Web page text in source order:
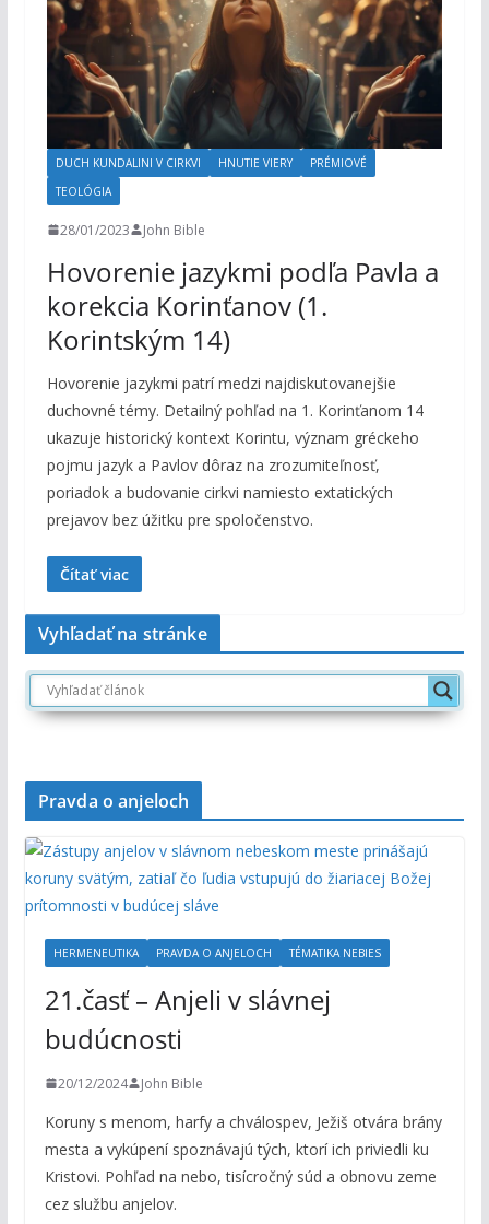
DUCH KUNDALINI V CIRKVI HNUTIE VIERY
PRÉMIOVÉ
TEOLÓGIA
28/01/2023 John Bible
Hovorenie jazykmi podľa Pavla a
korekcia Korinťanov (1.
Korintským 14)
Hovorenie jazykmi patrí medzi najdiskutovanejšie
duchovné témy. Detailný pohľad na 1. Korinťanom 14
ukazuje historický kontext Korintu, význam gréckeho
pojmu jazyk a Pavlov dôraz na zrozumiteľnosť,
poriadok a budovanie cirkvi namiesto extatických
prejavov bez úžitku pre spoločenstvo.
Čítať viac
Vyhľadať na stránke
Pravda o anjeloch
HERMENEUTIKA PRAVDA O ANJELOCH TÉMATIKA NEBIES
21.časť – Anjeli v slávnej
budúcnosti
20/12/2024 John Bible
Koruny s menom, harfy a chválospev, Ježiš otvára brány
mesta a vykúpení spoznávajú tých, ktorí ich priviedli ku
Kristovi. Pohľad na nebo, tisícročný súd a obnovu zeme
cez službu anjelov.